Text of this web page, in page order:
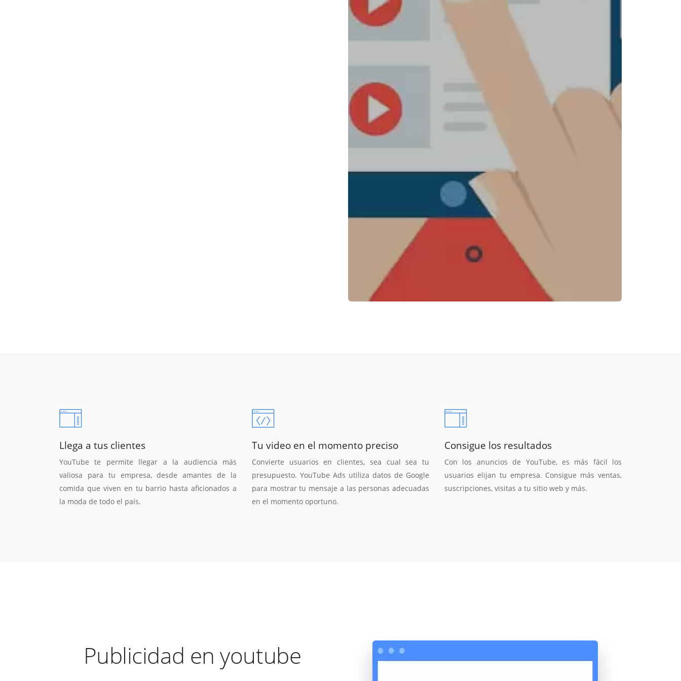
Llega a tus clientes
YouTube te permite llegar a la audiencia más
valiosa para tu empresa, desde amantes de la
comida que viven en tu barrio hasta aficionados a
la moda de todo el país.
Tu video en el momento preciso
Convierte usuarios en clientes, sea cual sea tu
presupuesto. YouTube Ads utiliza datos de Google
para mostrar tu mensaje a las personas adecuadas
en el momento oportuno.
Consigue los resultados
Con los anuncios de YouTube, es más fácil los
usuarios elijan tu empresa. Consigue más ventas,
suscripciones, visitas a tu sitio web y más.
Publicidad en youtube
Nuestros ejecutivos le enviarán un correo
electrónico con el enlace a Meet para la
reunión online.
Cotización
Complete el formulario y nos contactaremos a
la brevedad.
Chat Online
Todos nuestros ejecutivos están fuera de línea.
Complete el formulario para enviarnos un
correo electrónico con sus datos personales.